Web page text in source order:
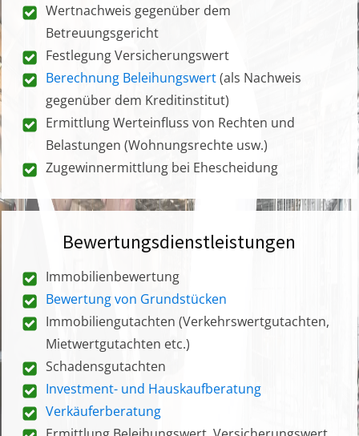
Wertnachweis gegenüber dem
Betreuungsgericht
Festlegung Versicherungswert
Berechnung Beleihungswert(als Nachweis
gegenüber dem Kreditinstitut)
Ermittlung Werteinfluss von Rechten und
Belastungen (Wohnungsrechte usw.)
Zugewinnermittlung bei Ehescheidung
Bewertungsdienstleistungen
Immobilienbewertung
Bewertung von Grundstücken
Immobiliengutachten (Verkehrswertgutachten,
Mietwertgutachten etc.)
Schadensgutachten
Investment- und Hauskaufberatung
Verkäuferberatung